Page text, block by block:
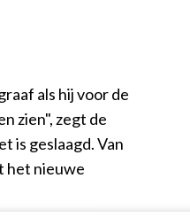
als hij voor de
zien", zegt de
is geslaagd. Van
het nieuwe